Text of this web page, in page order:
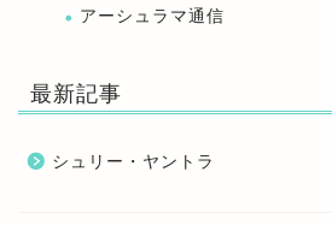
アーシュラマ通信
最新記事
シュリー・ヤントラ